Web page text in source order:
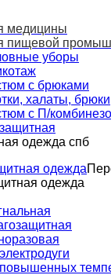
медицины
пищевой
уборы
с брюками
халаты, брюки
с П/
одежда
одежда